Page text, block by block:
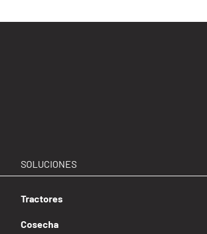
SOLUCIONES
Tractores
Cosecha